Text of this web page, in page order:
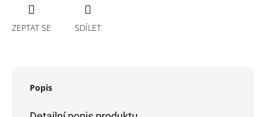
ZEPTAT SE SDÍLET
Popis